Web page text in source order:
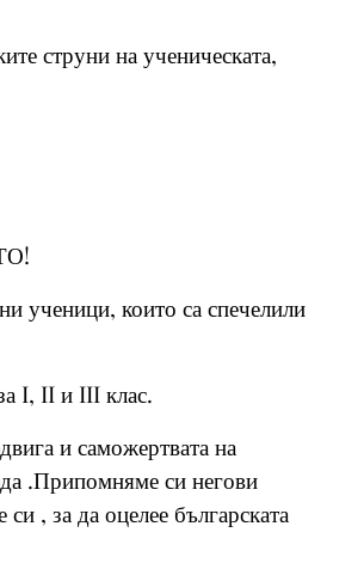
струни на ученическата,
ученици, които са спечелили
I, II и III клас.
и саможертвата на
.Припомняме си негови
, за да оцелее българската